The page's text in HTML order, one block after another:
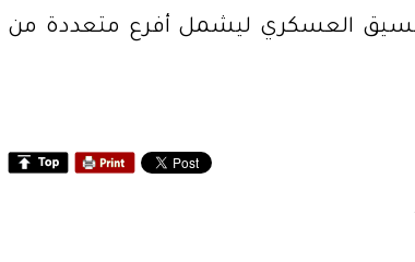
العسكري ليشمل أفرع متعددة من